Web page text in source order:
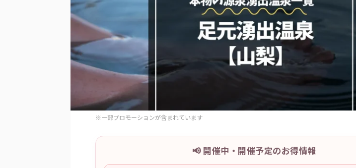
※一部プロモーションが含まれています
📢 開催中・開催予定のお得情報